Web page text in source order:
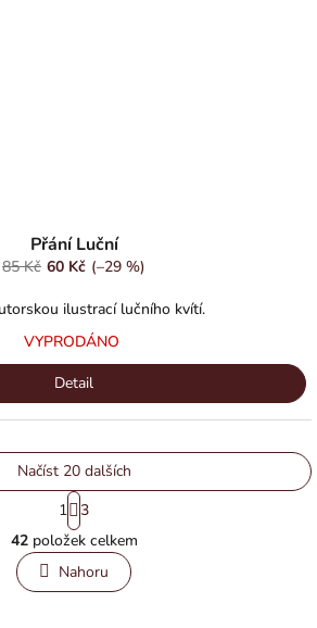
Přání Luční
85 Kč 60 Kč (–29 %)
ilustrací lučního kvítí.
VYPRODÁNO
Detail
O
v
l
á
Načíst 20 dalších
S
t
r
á
n
k
1
3
42položek celkem
Nahoru